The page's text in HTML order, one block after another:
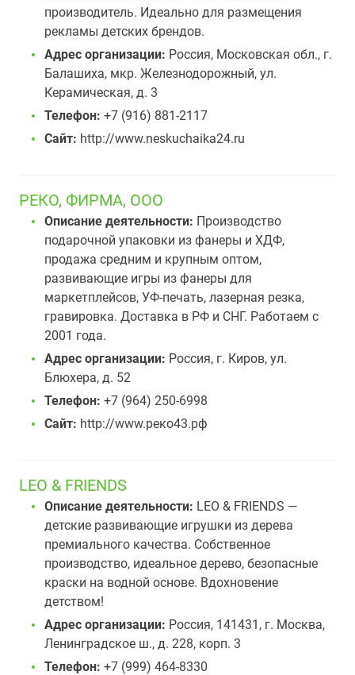
производитель. Идеально для размещения
рекламы детских брендов.
Адрес организации: Россия, Московская обл., г.
Балашиха, мкр. Железнодорожный, ул.
Керамическая, д. 3
Телефон: +7 (916) 881-2117
Сайт: http://www.neskuchaika24.ru
РЕКО, ФИРМА, ООО
Описание деятельности: Производство
подарочной упаковки из фанеры и ХДФ,
продажа средним и крупным оптом,
развивающие игры из фанеры для
маркетплейсов, УФ-печать, лазерная резка,
гравировка. Доставка в РФ и СНГ. Работаем с
2001 года.
Адрес организации: Россия, г. Киров, ул.
Блюхера, д. 52
Телефон: +7 (964) 250-6998
Сайт: http://www.реко43.рф
LEO & FRIENDS
Описание деятельности: LEO & FRIENDS —
детские развивающие игрушки из дерева
премиального качества. Собственное
производство, идеальное дерево, безопасные
краски на водной основе. Вдохновение
детством!
Адрес организации: Россия, 141431, г. Москва,
Ленинградское ш., д. 228, корп. 3
Телефон: +7 (999) 464-8330